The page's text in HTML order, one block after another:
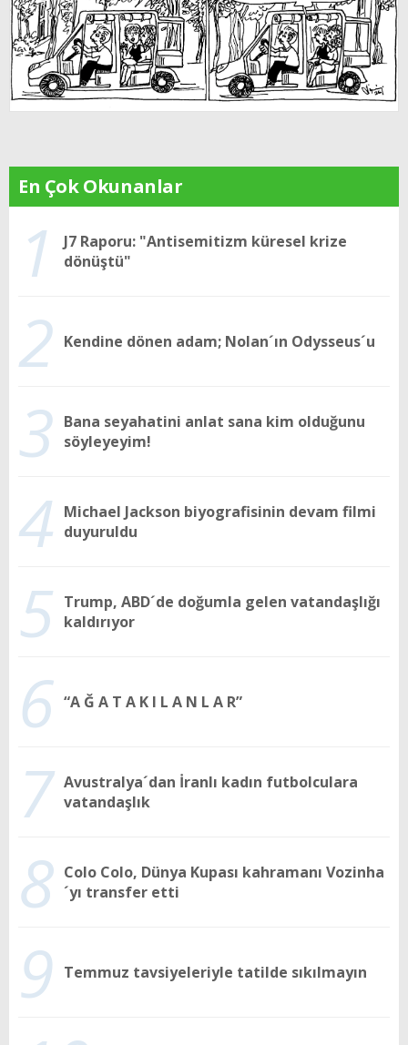
En Çok Okunanlar
1
J7 Raporu: "Antisemitizm küresel krize
dönüştü"
2 Kendine dönen adam; Nolan´ın Odysseus´u
3 Bana seyahatini anlat sana kim olduğunu
söyleyeyim!
4 Michael Jackson biyografisinin devam filmi
duyuruldu
5 Trump, ABD´de doğumla gelen vatandaşlığı
kaldırıyor
6 “A Ğ A T A K I L A N L A R”
7 Avustralya´dan İranlı kadın futbolculara
vatandaşlık
8 Colo Colo, Dünya Kupası kahramanı Vozinha
´yı transfer etti
9 Temmuz tavsiyeleriyle tatilde sıkılmayın